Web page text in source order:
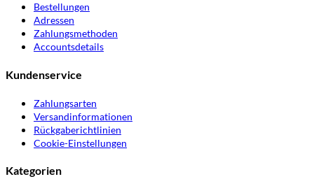
Bestellungen
Adressen
Zahlungsmethoden
Accountsdetails
Kundenservice
Zahlungsarten
Versandinformationen
Rückgaberichtlinien
Cookie-Einstellungen
Kategorien